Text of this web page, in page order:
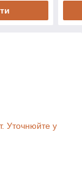
Уточнюйте у